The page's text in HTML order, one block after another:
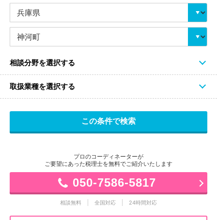
相談分野を選択する
取扱業種を選択する
プロのコーディネーターが
ご要望にあった税理士を無料でご紹介いたします
050-7586-5817
相談無料 全国対応 24時間対応